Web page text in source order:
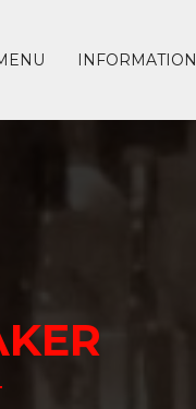
INFORMATION